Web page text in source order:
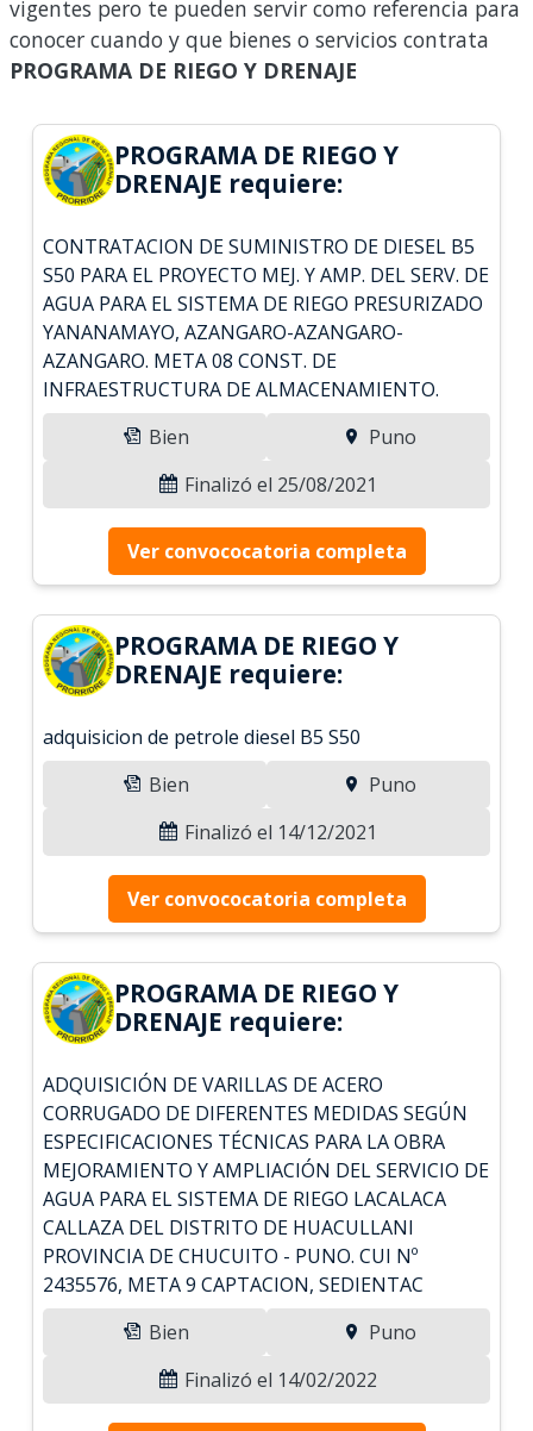
vigentes pero te pueden servir como referencia para
conocer cuando y que bienes o servicios contrata
PROGRAMA DE RIEGO Y DRENAJE
PROGRAMA DE RIEGO Y
DRENAJE requiere:
CONTRATACION DE SUMINISTRO DE DIESEL B5
S50 PARA EL PROYECTO MEJ. Y AMP. DEL SERV. DE
AGUA PARA EL SISTEMA DE RIEGO PRESURIZADO
YANANAMAYO, AZANGARO-AZANGARO-
AZANGARO. META 08 CONST. DE
INFRAESTRUCTURA DE ALMACENAMIENTO.
Bien
Puno
Finalizó el 25/08/2021
Ver convococatoria completa
PROGRAMA DE RIEGO Y
DRENAJE requiere:
adquisicion de petrole diesel B5 S50
Bien
Puno
Finalizó el 14/12/2021
Ver convococatoria completa
PROGRAMA DE RIEGO Y
DRENAJE requiere:
ADQUISICIÓN DE VARILLAS DE ACERO
CORRUGADO DE DIFERENTES MEDIDAS SEGÚN
ESPECIFICACIONES TÉCNICAS PARA LA OBRA
MEJORAMIENTO Y AMPLIACIÓN DEL SERVICIO DE
AGUA PARA EL SISTEMA DE RIEGO LACALACA
CALLAZA DEL DISTRITO DE HUACULLANI
PROVINCIA DE CHUCUITO - PUNO. CUI Nº
2435576, META 9 CAPTACION, SEDIENTAC
Bien
Puno
Finalizó el 14/02/2022